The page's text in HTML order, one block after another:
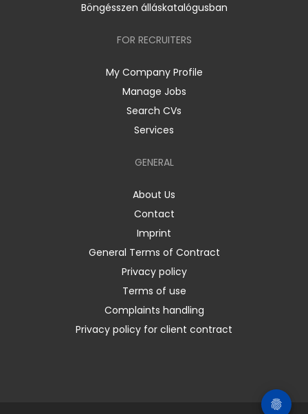
Böngésszen álláskatalógusban
FOR RECRUITERS
My Company Profile
Manage Jobs
Search CVs
Services
GENERAL
About Us
Contact
Imprint
General Terms of Contract
Privacy policy
Terms of use
Complaints handling
Privacy policy for client contract